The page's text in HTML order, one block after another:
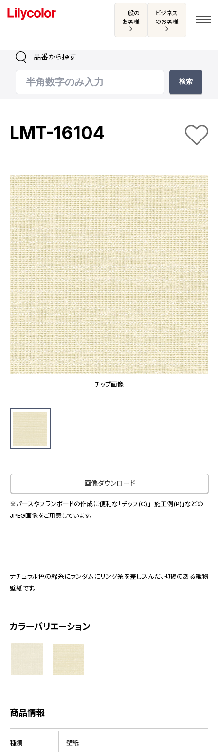
一般の
お客様
ビジネス
のお客様
ログイン・新規会員登録
お気に入り
商品を探す
商品を探す トップ
壁紙
カーテン
床材
ブランド・コレクション
Lilycolor Coordinate 着せ替えシミュレーション
カタログ一覧
カタログ一覧 トップ
壁紙
カーテン
床材
サステナブル商品
ノンワックス床タイル
壁紙機能性ガイド
施工事例
施工事例 トップ
医療・福祉施設
ホテル・オフィス・店舗
モデルハウス
新築戸建・マンション
#リリカラのある暮らし
リリカラノート
ショールーム
ショールーム トップ
東京ショールーム
大阪ショールーム
札幌ショールーム
お客様サポート
お客様サポート トップ
動画一覧
お手入れ便利帳
お問い合わせ（一般のお客様）
非住宅案件に関するお問い合わせ
インテリア事業
スペースソリューション事業
オフィスソリューション事業
ファシリティソリューション事業
会社情報
会社情報
お知らせ
品番から探す
LMT-16104
チップ画像
画像ダウンロード
※パースやプランボードの作成に便利な「チップ(C)」「施工例(P)」などの
JPEG画像をご用意しています。
ナチュラル色の綿糸にランダムにリング糸を差し込んだ、抑揚のある織物
壁紙です。
カラーバリエーション
商品情報
種類 壁紙